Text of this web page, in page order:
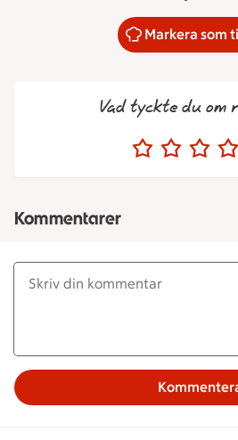
Markera som
Vad tyckte du om
Kommentarer